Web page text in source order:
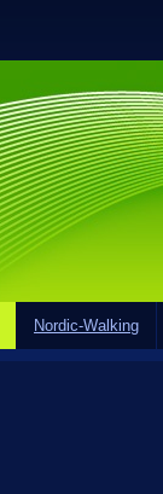
Nordic-Walking